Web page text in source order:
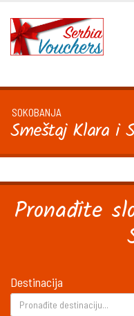
SOKOBANJA
Smeštaj Klara i
Pronađite
Destinacija
Pronađite destinaciju...